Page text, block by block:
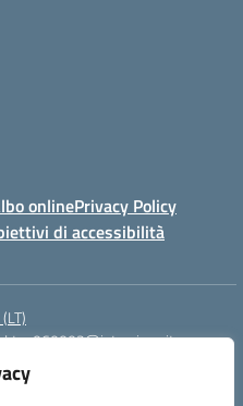
onlinePrivacy Policy
di accessibilità
Ltps060002@istruzione.it